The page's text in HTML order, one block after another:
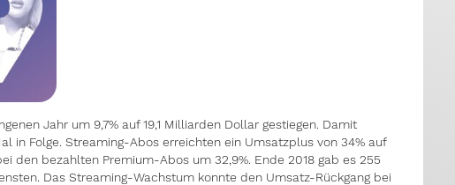
Jahr um 9,7% auf 19,1 Milliarden Dollar gestiegen. Damit
in Folge. Streaming-Abos erreichten ein Umsatzplus von 34% auf
den bezahlten Premium-Abos um 32,9%. Ende 2018 gab es 255
Das Streaming-Wachstum konnte den Umsatz-Rückgang bei